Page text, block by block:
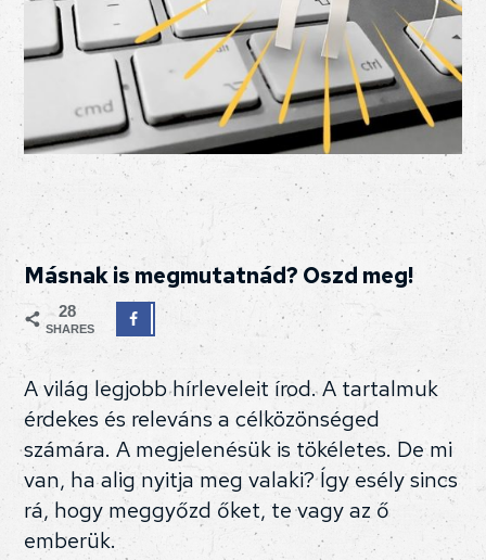
Másnak is megmutatnád? Oszd meg!
28
SHARES
A világ legjobb hírleveleit írod. A tartalmuk
érdekes és releváns a célközönséged
számára. A megjelenésük is tökéletes. De mi
van, ha alig nyitja meg valaki? Így esély sincs
rá, hogy meggyőzd őket, te vagy az ő
emberük.